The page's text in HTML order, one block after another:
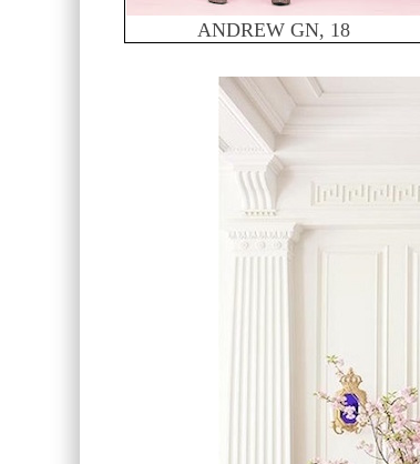
ANDREW GN, 18